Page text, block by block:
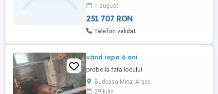
1 august
251 707 RON
Telefon validat
vând iapa 6 ani
probe la fata locului
Budeasa Mica, Arges
29 iulie